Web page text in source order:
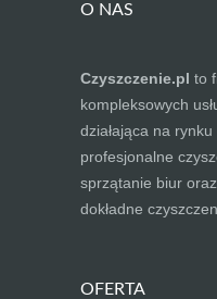
O NAS
Czyszczenie.pl to
kompleksowych
działająca na
profesjonalne
sprzątanie biur
dokładne
OFERTA